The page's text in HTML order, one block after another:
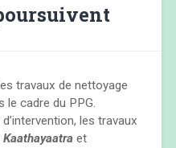
travaux de nettoyage
le cadre du PPG.
les travaux
Kaathayaatraet